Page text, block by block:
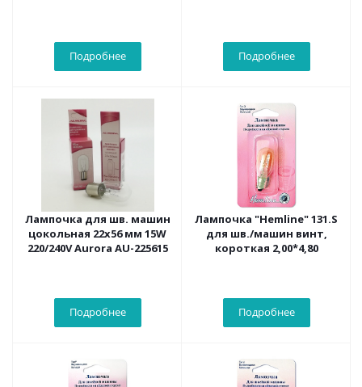
Подробнее Подробнее
Лампочка для шв. машин
цокольная 22х56 мм 15W
220/240V Aurora AU-225615
Подробнее
Лампочка "Hemline" 131.S
для шв./машин винт,
короткая 2,00*4,80
Подробнее